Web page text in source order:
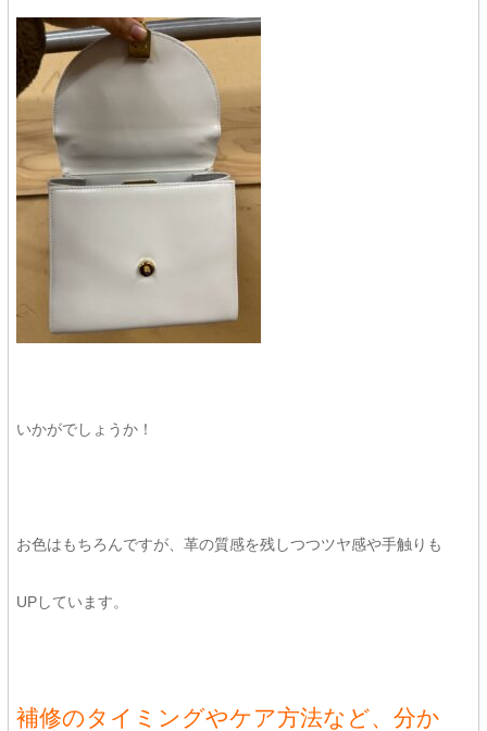
いかがでしょうか！
お色はもちろんですが、革の質感を残しつつツヤ感や手触りも
UPしています。
補修のタイミングやケア方法など、分か